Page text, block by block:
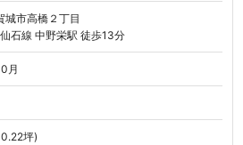
城市高橋２丁目
石線 中野栄駅 徒歩13分
月
坪)